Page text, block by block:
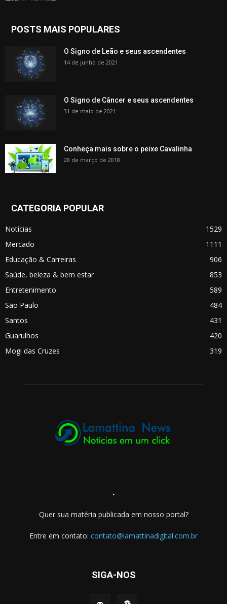
POSTS MAIS POPULARES
O Signo de Leão e seus ascendentes
14 de junho de 2021
O Signo de Câncer e seus ascendentes
31 de maio de 2021
Conheça mais sobre o peixe Cavalinha
28 de março de 2018
CATEGORIA POPULAR
Notícias
1529
Mercado
1111
Educação & Carreiras
906
Saúde, beleza & bem estar
853
Entretenimento
589
São Paulo
484
Santos
431
Guarulhos
420
Mogi das Cruzes
319
.
Quer sua matéria publicada em nosso portal?
Entre em contato: contato@lamattinadigital.com.br
SIGA-NOS